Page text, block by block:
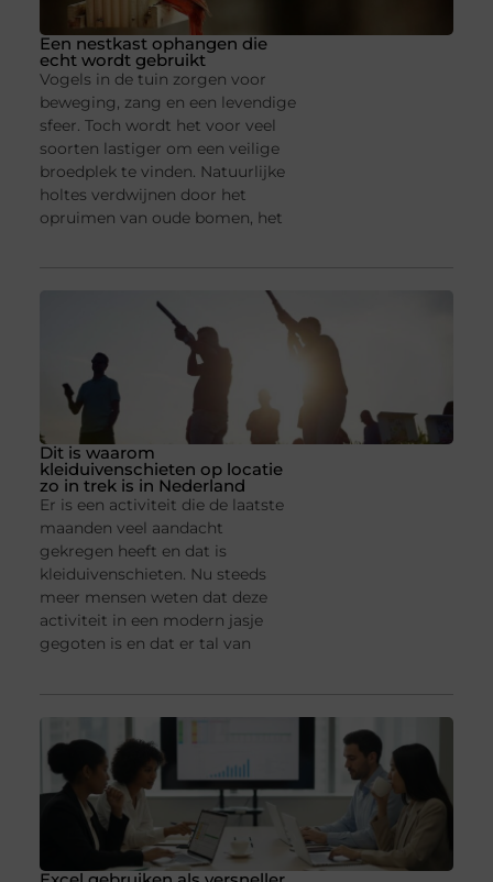
Een nestkast ophangen die
echt wordt gebruikt
Vogels in de tuin zorgen voor
beweging, zang en een levendige
sfeer. Toch wordt het voor veel
soorten lastiger om een veilige
broedplek te vinden. Natuurlijke
holtes verdwijnen door het
opruimen van oude bomen, het
Dit is waarom
kleiduivenschieten op locatie
zo in trek is in Nederland
Er is een activiteit die de laatste
maanden veel aandacht
gekregen heeft en dat is
kleiduivenschieten. Nu steeds
meer mensen weten dat deze
activiteit in een modern jasje
gegoten is en dat er tal van